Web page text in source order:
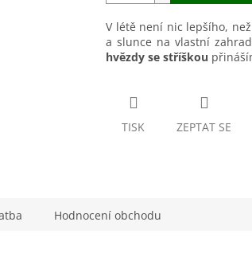
V létě není nic lepšího,
a slunce na vlastní
hvězdy se stříškou
TISK ZEPTAT SE
Hodnocení obchodu